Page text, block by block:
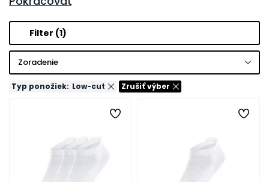
Filter (1)
Zoradenie
Typ ponožiek: Low-cut Zrušiť výber